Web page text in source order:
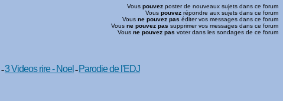
Vous pouvez poster de nouveaux sujets dans ce forum
Vous pouvez répondre aux sujets dans ce forum
Vous ne pouvez pas éditer vos messages dans ce forum
Vous ne pouvez pas supprimer vos messages dans ce forum
Vous ne pouvez pas voter dans les sondages de ce forum
--3 Videos rire - Noel -- Parodie de l'EDJ